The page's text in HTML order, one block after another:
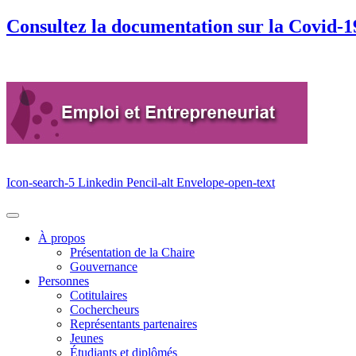
Consultez la documentation sur la Covid-
Icon-search-5 Linkedin Pencil-alt Envelope-open-text
À propos
Présentation de la Chaire
Gouvernance
Personnes
Cotitulaires
Cochercheurs
Représentants partenaires
Jeunes
Étudiants et diplômés